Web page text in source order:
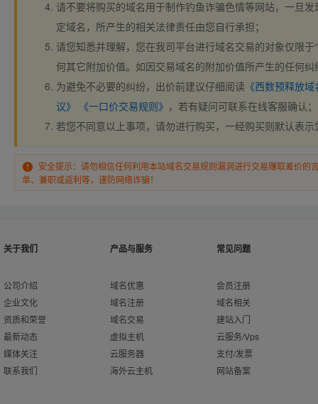
请不要将购买的域名用于制作钓鱼诈骗色情等网站，一旦
定域名，所产生的相关法律责任由您自行承担；
请您知悉并理解，您在我司平台进行域名交易的对象仅限于
何其它附加价值。如因交易域名的附加价值所产生的任何
为避免不必要的纠纷，出价前建议仔细阅读 《西数预释放
议》
《一口价交易规则》 ，若有疑问可联系在线客服确认；
若您不同意以上事项，请勿进行购买，一经购买则默认表
安全提示：请勿相信任何利用本站域名交易规则漏洞进行交易赚取差价的
单、兼职或返利等，谨防网络诈骗！
关于我们
公司介绍
企业文化
资质和荣誉
最新动态
媒体关注
联系我们
产品与服务
域名优惠
域名注册
域名交易
虚拟主机
云服务器
海外云主机
常见问题
会员注册
域名相关
建站入门
云服务/Vps
支付/发票
网站备案